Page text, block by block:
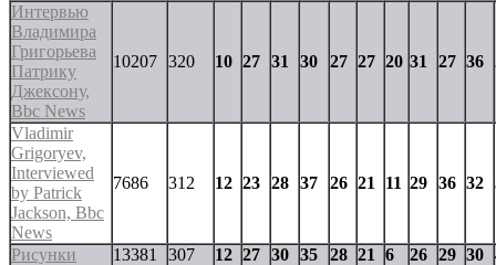
Интервью
Владимира
Григорьева
Патрику
Джексону,
Bbc News
10207 320 10 27 31 30 27 27 20 31 27 36
Vladimir
Grigoryev,
Interviewed
by Patrick
Jackson, Bbc
News
7686 312 12 23 28 37 26 21 11 29 36 32
Рисунки 13381 307 12 27 30 35 28 21 6 26 29 30